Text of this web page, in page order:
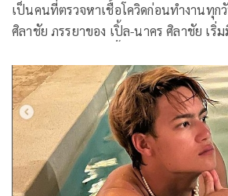
เป็นคนที่ตรวจหาเชื้อโควิดก่อนทำงานทุ
ศิลาชัย ภรรยาของ เปิ้ล-นาคร ศิลาชัย เริ่
ได้ล่าสุดได้แยกตัวออกมารักษาตามมาตร